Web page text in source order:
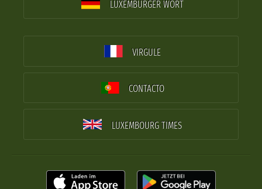
LUXEMBURGER WORT
VIRGULE
CONTACTO
LUXEMBOURG TIMES